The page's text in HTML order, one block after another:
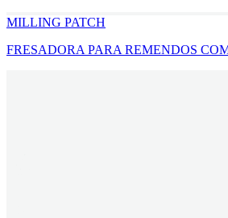
MILLING PATCH
FRESADORA PARA REMENDOS